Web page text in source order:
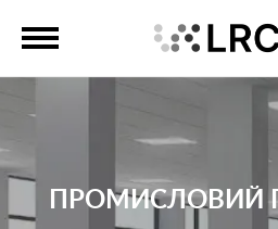
ПРОМИСЛОВИЙ